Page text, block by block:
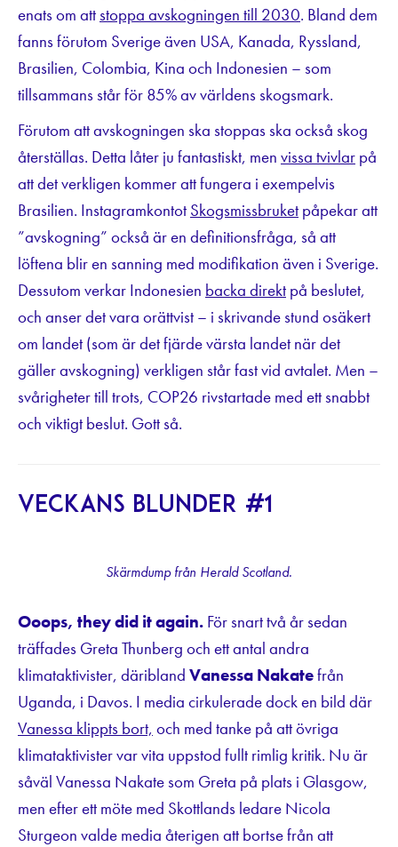
enats om attstoppa avskogningen till 2030. Bland dem
fanns förutom Sverige även USA, Kanada, Ryssland,
Brasilien, Colombia, Kina och Indonesien – som
tillsammans står för 85% av världens skogsmark.
Förutom att avskogningen ska stoppas ska också skog
återställas. Detta låter ju fantastiskt, men vissa tvivlar på
att det verkligen kommer att fungera i exempelvis
Brasilien. Instagramkontot Skogsmissbruket påpekar att
”avskogning” också är en definitionsfråga, så att
löftena blir en sanning med modifikation även i Sverige.
Dessutom verkar Indonesien backa direkt på beslutet,
och anser det vara orättvist – i skrivande stund osäkert
om landet (som är det fjärde värsta landet när det
gäller avskogning) verkligen står fast vid avtalet. Men –
svårigheter till trots, COP26 rivstartade med ett snabbt
och viktigt beslut. Gott så.
Veckans blunder #1
Skärmdump från Herald Scotland.
Ooops, they did it again. För snart två år sedan
träffades Greta Thunberg och ett antal andra
klimataktivister, däribland Vanessa Nakatefrån
Uganda, i Davos. I media cirkulerade dock en bild där
Vanessa klippts bort, och med tanke på att övriga
klimataktivister var vita uppstod fullt rimlig kritik. Nu är
såväl Vanessa Nakate som Greta på plats i Glasgow,
men efter ett möte med Skottlands ledare Nicola
Sturgeon valde media återigen att bortse från att